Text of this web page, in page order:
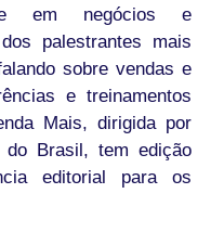
em negócios e
palestrantes mais
sobre vendas e
e treinamentos
Mais, dirigida por
Brasil, tem edição
editorial para os